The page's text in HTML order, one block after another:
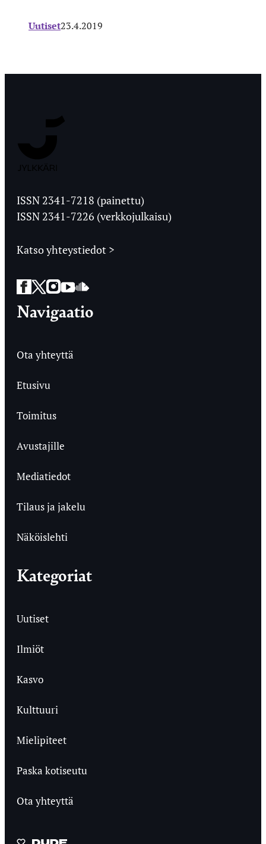
Uutiset23.4.2019
Ylioppilaslehti
ISSN 2341-7218 (painettu)
ISSN 2341-7226 (verkkojulkaisu)
Katso yhteystiedot >
Facebook
Twitter
Instagram
YouTube
SoundCloud
Navigaatio
Ota yhteyttä
Etusivu
Toimitus
Avustajille
Mediatiedot
Tilaus ja jakelu
Näköislehti
Kategoriat
Uutiset
Ilmiöt
Kasvo
Kulttuuri
Mielipiteet
Paska kotiseutu
Ota yhteyttä